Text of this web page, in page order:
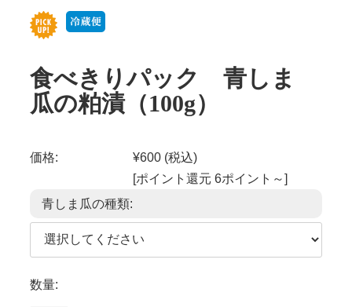
食べきりパック 青しま
瓜の粕漬（100g）
価格: ¥600 (税込)
[ポイント還元 6ポイント～]
青しま瓜の種類:
数量: